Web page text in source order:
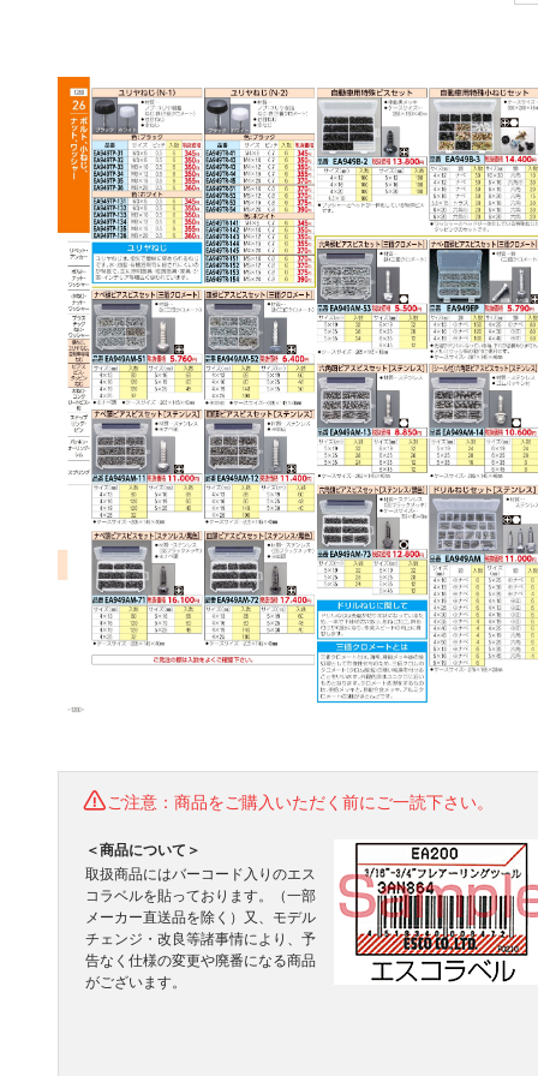
ご注意：商品をご購入いただく前にご一読下さい。
＜商品について＞
取扱商品にはバーコード入りのエス
コラベルを貼っております。（一部
メーカー直送品を除く）又、モデル
チェンジ・改良等諸事情により、予
告なく仕様の変更や廃番になる商品
がございます。